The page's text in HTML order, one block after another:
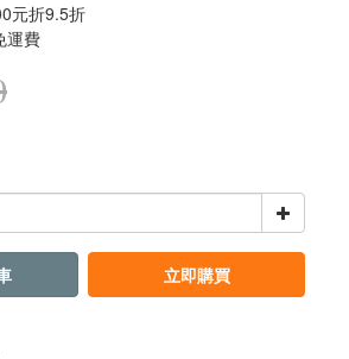
元折9.5折
運費
立即購買